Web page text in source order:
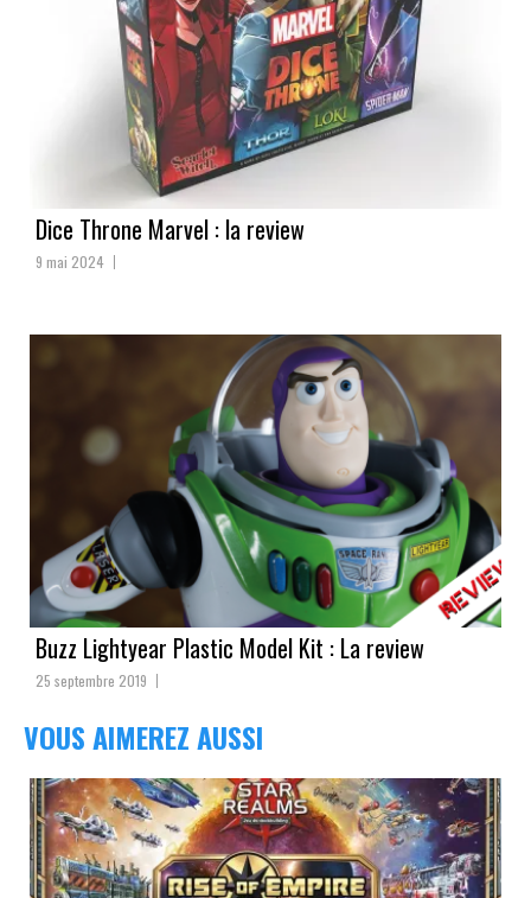
Dice Throne Marvel : la review
9 mai 2024
Buzz Lightyear Plastic Model Kit : La review
25 septembre 2019
VOUS AIMEREZ AUSSI